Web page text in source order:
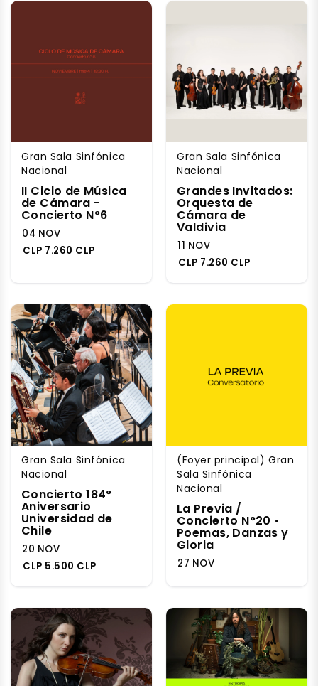
Gran Sala Sinfónica
Nacional
II Ciclo de Música
de Cámara -
Concierto N°6
04 NOV
CLP 7.260 CLP
Gran Sala Sinfónica
Nacional
Grandes Invitados:
Orquesta de
Cámara de
Valdivia
11 NOV
CLP 7.260 CLP
Gran Sala Sinfónica
Nacional
Concierto 184°
Aniversario
Universidad de
Chile
20 NOV
CLP 5.500 CLP
(Foyer principal) Gran
Sala Sinfónica
Nacional
La Previa /
Concierto N°20 •
Poemas, Danzas y
Gloria
27 NOV